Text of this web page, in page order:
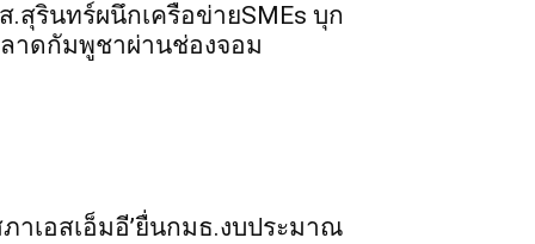
.สุรินทร์ผนึกเครือข่ายSMEs บุก
าดกัมพูชาผ่านช่องจอม
ภาเอสเอ็มอี’ยื่นกมธ.งบประมาณ